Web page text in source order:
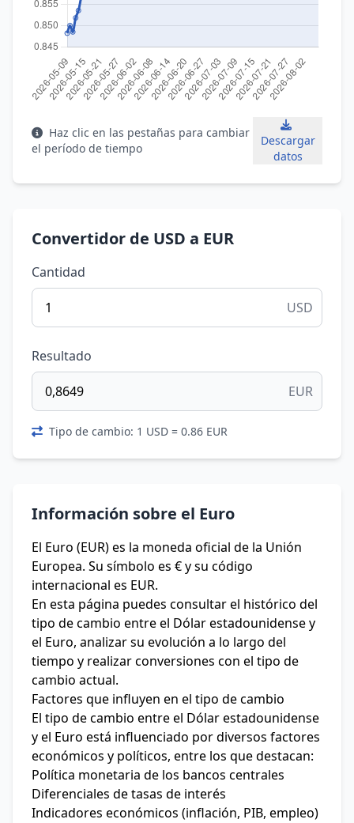
Haz clic en las pestañas para cambiar
el período de tiempo
Descargar
datos
Convertidor de USD a EUR
Cantidad
USD
Resultado
EUR
Tipo de cambio: 1 USD = 0.86 EUR
Información sobre el Euro
El Euro (EUR) es la moneda oficial de la Unión
Europea. Su símbolo es € y su código
internacional es EUR.
En esta página puedes consultar el histórico del
tipo de cambio entre el Dólar estadounidense y
el Euro, analizar su evolución a lo largo del
tiempo y realizar conversiones con el tipo de
cambio actual.
Factores que influyen en el tipo de cambio
El tipo de cambio entre el Dólar estadounidense
y el Euro está influenciado por diversos factores
económicos y políticos, entre los que destacan:
Política monetaria de los bancos centrales
Diferenciales de tasas de interés
Indicadores económicos (inflación, PIB, empleo)